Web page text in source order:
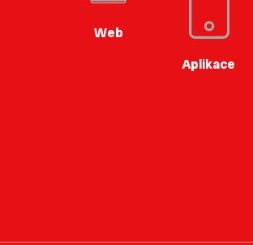
Web
Aplikace